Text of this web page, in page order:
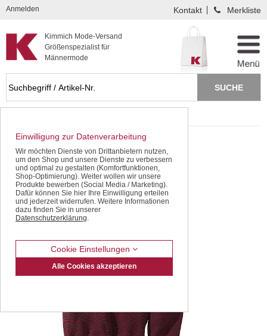
Kompletten Head der Seite überspringen
Kimmich Mode-Versand
Größenspezialist für
Männermode
Anmelden Kontakt Merkliste
Einwilligung zur Datenverarbeitung
Wir möchten Dienste von Drittanbietern nutzen,
um den Shop und unsere Dienste zu verbessern
und optimal zu gestalten (Komfortfunktionen,
Shop-Optimierung). Weiter wollen wir unsere
Produkte bewerben (Social Media / Marketing).
Dafür können Sie hier Ihre Einwilligung erteilen
und jederzeit widerrufen. Weitere Informationen
dazu finden Sie in unserer
Datenschutzerklärung.
Cookie Einstellungen
Alle Cookies akzeptieren